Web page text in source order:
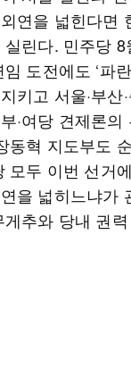
연을 넓힌다면
린다. 민주당 8
도전에도 ‘파
키고 서울·부산
·여당 견제론의
동혁 지도부도
모두 이번 선거
을 넓히느냐가
추와 당내 권